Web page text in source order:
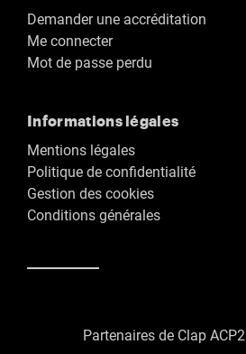
Demander une accréditation
Me connecter
Mot de passe perdu
Informations légales
Mentions légales
Politique de confidentialité
Gestion des cookies
Conditions générales
Partenaires de Clap ACP2